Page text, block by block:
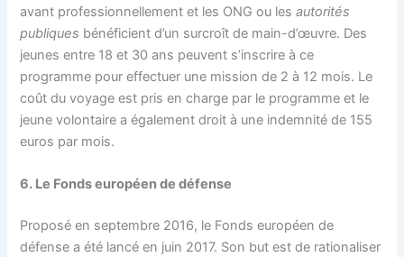
avant professionnellement et les ONG ou lesautorités
publiques bénéficient d’un surcroît de main-d’œuvre. Des
jeunes entre 18 et 30 ans peuvent s’inscrire à ce
programme pour effectuer une mission de 2 à 12 mois. Le
coût du voyage est pris en charge par le programme et le
jeune volontaire a également droit à une indemnité de 155
euros par mois.
6. Le Fonds européen de défense
Proposé en septembre 2016, le Fonds européen de
défense a été lancé en juin 2017. Son but est de rationaliser